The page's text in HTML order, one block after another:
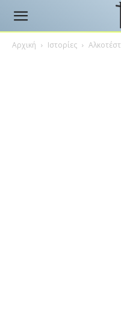
Αρχική Ιστορίες Αλκοτέστ